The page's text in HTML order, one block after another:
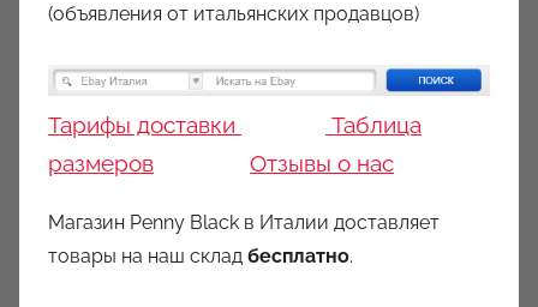
(объявления от итальянских продавцов)
Тарифы доставки
Таблица
размеров
Отзывы о нас
Магазин Penny Black в Италии доставляет
товары на наш склад бесплатно.